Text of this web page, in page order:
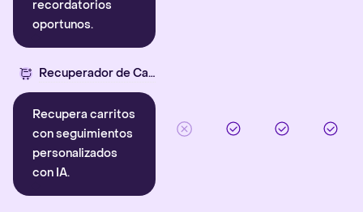
recordatorios
oportunos.
Recuperador de Carritos con IA
Recupera carritos
con seguimientos
personalizados
con IA.